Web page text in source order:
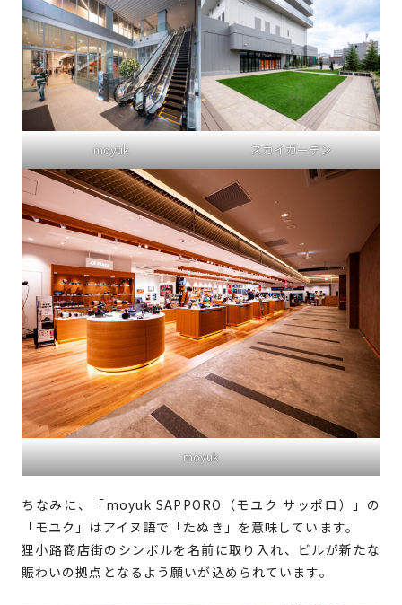
moyuk スカイガーデン
moyuk
ちなみに、「moyuk SAPPORO（モユク サッポロ）」の
「モユク」はアイヌ語で「たぬき」を意味しています。
狸小路商店街のシンボルを名前に取り入れ、ビルが新たな
賑わいの拠点となるよう願いが込められています。